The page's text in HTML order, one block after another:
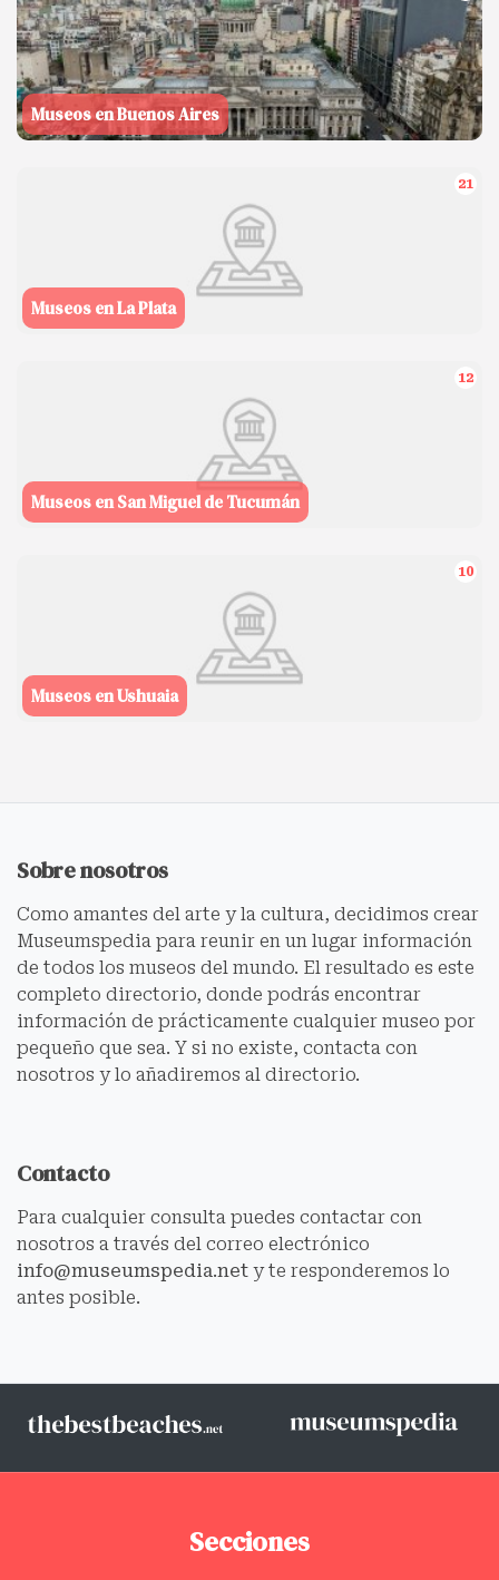
Museos en Buenos Aires
21
Museos en La Plata
12
Museos en San Miguel de Tucumán
10
Museos en Ushuaia
Sobre nosotros
Como amantes del arte y la cultura, decidimos crear
Museumspedia para reunir en un lugar información
de todos los museos del mundo. El resultado es este
completo directorio, donde podrás encontrar
información de prácticamente cualquier museo por
pequeño que sea. Y si no existe, contacta con
nosotros y lo añadiremos al directorio.
Contacto
Para cualquier consulta puedes contactar con
nosotros a través del correo electrónico
info@museumspedia.net y te responderemos lo
antes posible.
Secciones